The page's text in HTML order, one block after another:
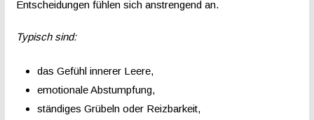
Entscheidungen fühlen sich anstrengend an.
Typisch sind:
das Gefühl innerer Leere,
emotionale Abstumpfung,
ständiges Grübeln oder Reizbarkeit,